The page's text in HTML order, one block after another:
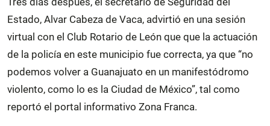
Estado, Alvar Cabeza de Vaca, advirtió en una sesión
virtual con el Club Rotario de León que que la actuación
de la policía en este municipio fue correcta, ya que “no
podemos volver a Guanajuato en un manifestódromo
violento, como lo es la Ciudad de México”, tal como
reportó el portal informativo Zona Franca.